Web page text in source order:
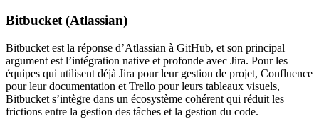
Bitbucket (Atlassian)
Bitbucket est la réponse d’Atlassian à GitHub, et son principal
argument est l’intégration native et profonde avec Jira. Pour les
équipes qui utilisent déjà Jira pour leur gestion de projet, Confluence
pour leur documentation et Trello pour leurs tableaux visuels,
Bitbucket s’intègre dans un écosystème cohérent qui réduit les
frictions entre la gestion des tâches et la gestion du code.